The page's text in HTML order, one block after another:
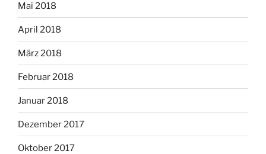
Mai 2018
April 2018
März 2018
Februar 2018
Januar 2018
Dezember 2017
Oktober 2017